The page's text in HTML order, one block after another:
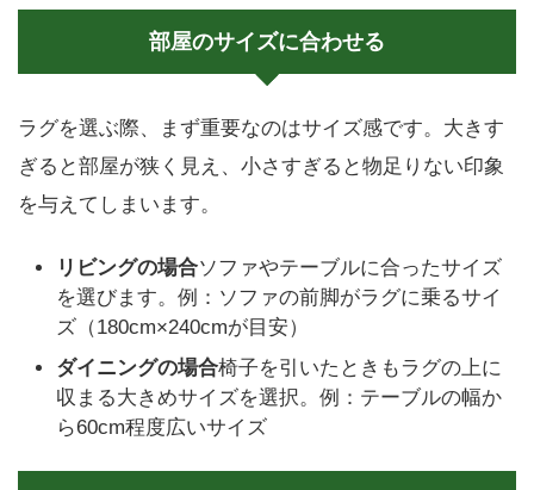
部屋のサイズに合わせる
ラグを選ぶ際、まず重要なのはサイズ感です。大きす
ぎると部屋が狭く見え、小さすぎると物足りない印象
を与えてしまいます。
リビングの場合ソファやテーブルに合ったサイズ
を選びます。例：ソファの前脚がラグに乗るサイ
ズ（180cm×240cmが目安）
ダイニングの場合椅子を引いたときもラグの上に
収まる大きめサイズを選択。例：テーブルの幅か
ら60cm程度広いサイズ